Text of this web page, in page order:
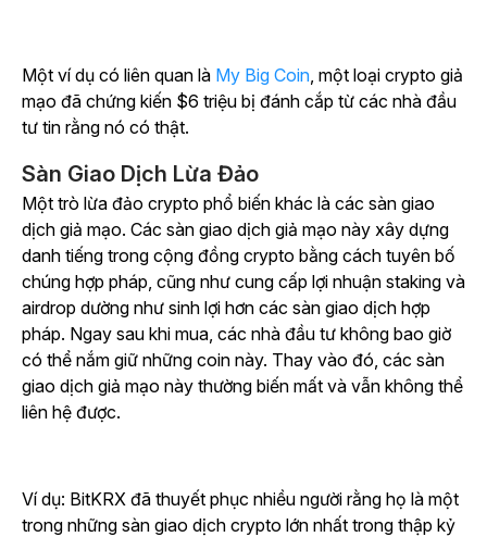
Một ví dụ có liên quan là My Big Coin, một loại crypto giả
mạo đã chứng kiến $6 triệu bị đánh cắp từ các nhà đầu
tư tin rằng nó có thật.
Sàn Giao Dịch Lừa Đảo
Một trò lừa đảo crypto phổ biến khác là các sàn giao
dịch giả mạo. Các sàn giao dịch giả mạo này xây dựng
danh tiếng trong cộng đồng crypto bằng cách tuyên bố
chúng hợp pháp, cũng như cung cấp lợi nhuận staking và
airdrop dường như sinh lợi hơn các sàn giao dịch hợp
pháp. Ngay sau khi mua, các nhà đầu tư không bao giờ
có thể nắm giữ những coin này. Thay vào đó, các sàn
giao dịch giả mạo này thường biến mất và vẫn không thể
liên hệ được.
Ví dụ: BitKRX đã thuyết phục nhiều người rằng họ là một
trong những sàn giao dịch crypto lớn nhất trong thập kỷ